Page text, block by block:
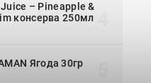
– Pineapple &
консерва 250мл
Ягода 30гр